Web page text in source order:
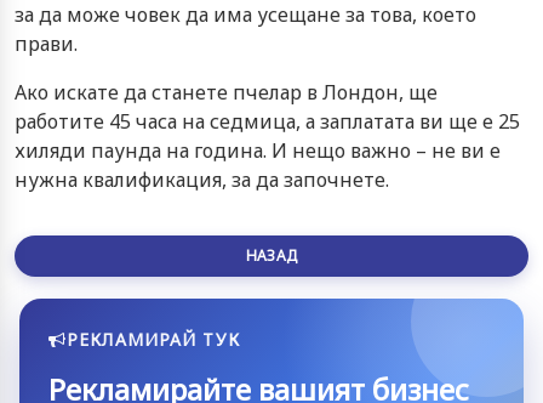
за да може човек да има усещане за това, което
прави.
Ако искате да станете пчелар в Лондон, ще
работите 45 часа на седмица, а заплатата ви ще е 25
хиляди паунда на година. И нещо важно – не ви е
нужна квалификация, за да започнете.
НАЗАД
РЕКЛАМИРАЙ ТУК
Рекламирайте вашият бизнес